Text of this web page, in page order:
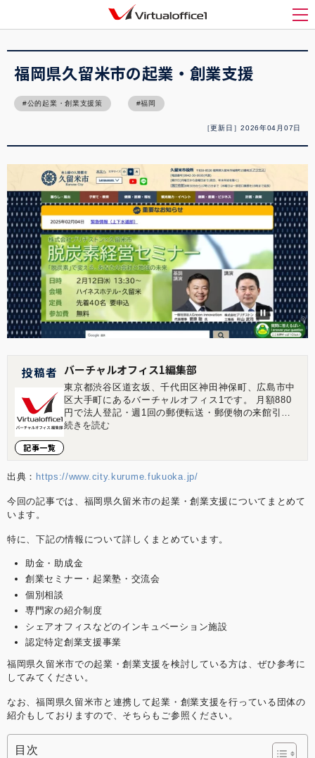
メ
バーチャルオフィス1(Virtualoffice1)
福岡県久留米市の起業・創業支援
公的起業・創業支援策 福岡
［更新日］2026年04月07日
投稿者
記事一覧
バーチャルオフィス1編集部
東京都渋谷区道玄坂、千代田区神田神保町、広島市中
区大手町にあるバーチャルオフィス1です。 月額880
円で法人登記・週1回の郵便転送・郵便物の来館引取
ができる起業家やフリーランスのためのバーチャルオ
ビル8B バーチャルオフィス1神保町店 東京都千代田
広島店 広島県広島市中区大手町1-1-20 相生橋ビル7階
続きを読む
出典： https://www.city.kurume.fukuoka.jp/
今回の記事では、福岡県久留米市の起業・創業支援についてまとめて
います。
特に、下記の情報について詳しくまとめています。
助金・助成金
創業セミナー・起業塾・交流会
個別相談
専門家の紹介制度
シェアオフィスなどのインキュベーション施設
認定特定創業支援事業
福岡県久留米市での起業・創業支援を検討している方は、ぜひ参考に
してみてください。
なお、福岡県久留米市と連携して起業・創業支援を行っている団体の
紹介もしておりますので、そちらもご参照ください。
目次